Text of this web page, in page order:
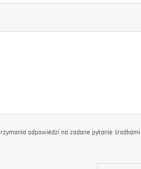
odpowiedzi na zadane pytanie środkami